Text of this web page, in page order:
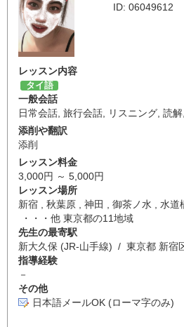
ID: 06049612
レッスン内容
タイ語
一般会話
日常会話 旅行会話 リスニング 読解
添削や翻訳
添削
レッスン料金
3,000円 ～ 5,000円
レッスン場所
新宿 , 秋葉原 , 神田 , 御茶ノ水 , 水道
・・・他 東京都の11地域
先生の最寄駅
新大久保 (JR-山手線) / 東京都 新宿
指導経験
－
その他
日本語メールOK (ローマ字のみ)